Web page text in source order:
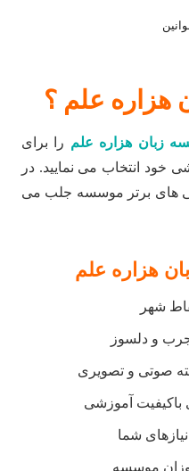
علم ؟
هزاره علمرا برای
انتخاب می نمایید. در
های برتر موسسه جلب می
هزاره علم
شهر
و دلسوز
صوتی و تصویری
آموزشی
شما